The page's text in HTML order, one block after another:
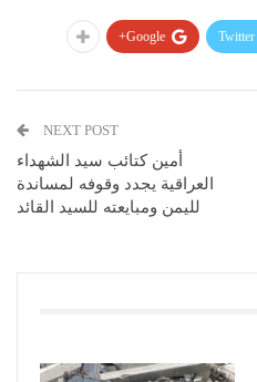
Twitter
Google+
NEXT POST
أمين كتائب سيد الشهداء
العراقية يجدد وقوفه لمساندة
لليمن ومبايعته للسيد القائد